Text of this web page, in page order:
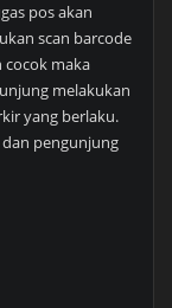
pos akan
scan barcode
cocok maka
melakukan
yang berlaku.
pengunjung